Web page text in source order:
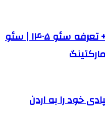
🔍 خدمات سئو حرفه‌ای + تعرفه سئو ۱۴۰۵ | سئو
خود را به اردن